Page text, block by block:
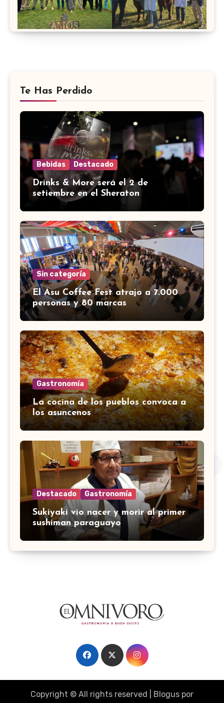
Te Has Perdido
Bebidas Destacado
Drinks & More será el 2 de
setiembre en el Sheraton
Sin categoría
El Asu Coffee Fest atrajo a 7.000
personas y 80 marcas
Gastronomía
La cocina de los pueblos convoca a
los asuncenos
Destacado Gastronomía
Sukiyaki vio nacer y morir al primer
sushiman paraguayo
Copyright © All rights reserved Blogus por